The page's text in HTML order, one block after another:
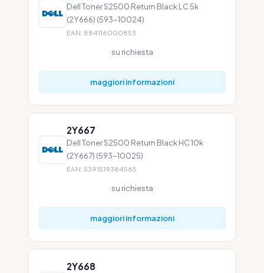
Dell Toner S2500 Return Black LC 5k
(2Y666) (593-10024)
EAN: 884116000853
su richiesta
maggiori informazioni
2Y667
Dell Toner S2500 Return Black HC 10k
(2Y667) (593-10025)
EAN: 5391519384565
su richiesta
maggiori informazioni
2Y668